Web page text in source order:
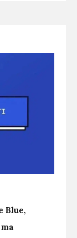
Blue,